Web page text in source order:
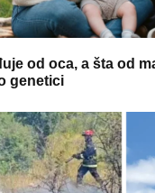
od oca, a šta od
genetici